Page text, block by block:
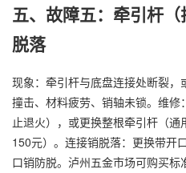
五、故障五：牵引杆
脱落
现象：牵引杆与底盘连接处断裂
撞击、材料疲劳、销轴未锁。维
止退火），或更换整根牵引杆（
150元）。连接销脱落：更换带开
口销防脱。泸州五金市场可购买标